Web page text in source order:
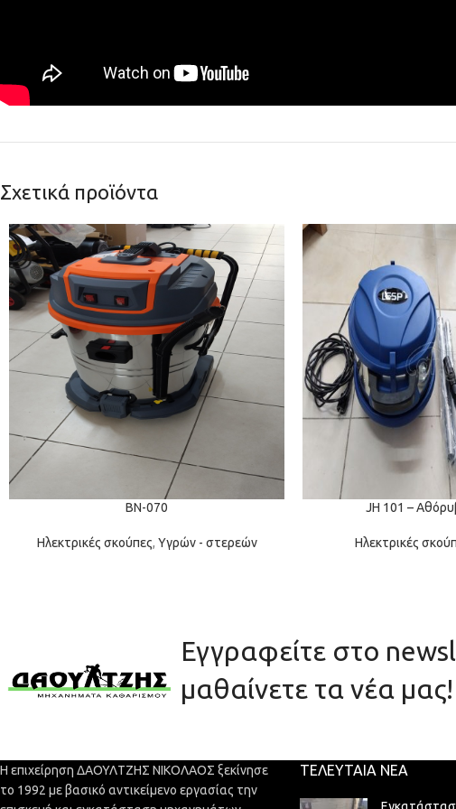
Σχετικά προϊόντα
BN-070
Ηλεκτρικές σκούπες, Υγρών - στερεών
JH 101 –
Ηλεκτρικές
Εγγραφείτε στο
μαθαίνετε τα νέα μας!
Η επιχείρηση ΔΑΟΥΛΤΖΗΣ ΝΙΚΟΛΑΟΣ ξεκίνησε
το 1992 με βασικό αντικείμενο εργασίας την
ΤΕΛΕΥΤΑΊΑ ΝΈΑ